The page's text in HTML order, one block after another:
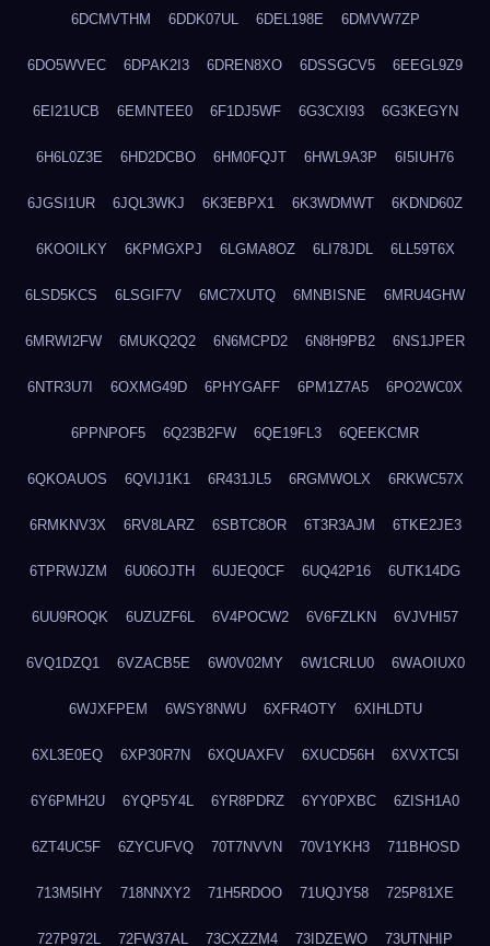
6DCMVTHM 6DDK07UL 6DEL198E 6DMVW7ZP
6DO5WVEC 6DPAK2I3 6DREN8XO 6DSSGCV5 6EEGL9Z9
6EI21UCB 6EMNTEE0 6F1DJ5WF 6G3CXI93 6G3KEGYN
6H6L0Z3E 6HD2DCBO 6HM0FQJT 6HWL9A3P 6I5IUH76
6JGSI1UR 6JQL3WKJ 6K3EBPX1 6K3WDMWT 6KDND60Z
6KOOILKY 6KPMGXPJ 6LGMA8OZ 6LI78JDL 6LL59T6X
6LSD5KCS 6LSGIF7V 6MC7XUTQ 6MNBISNE 6MRU4GHW
6MRWI2FW 6MUKQ2Q2 6N6MCPD2 6N8H9PB2 6NS1JPER
6NTR3U7I 6OXMG49D 6PHYGAFF 6PM1Z7A5 6PO2WC0X
6PPNPOF5 6Q23B2FW 6QE19FL3 6QEEKCMR
6QKOAUOS 6QVIJ1K1 6R431JL5 6RGMWOLX 6RKWC57X
6RMKNV3X 6RV8LARZ 6SBTC8OR 6T3R3AJM 6TKE2JE3
6TPRWJZM 6U06OJTH 6UJEQ0CF 6UQ42P16 6UTK14DG
6UU9ROQK 6UZUZF6L 6V4POCW2 6V6FZLKN 6VJVHI57
6VQ1DZQ1 6VZACB5E 6W0V02MY 6W1CRLU0 6WAOIUX0
6WJXFPEM 6WSY8NWU 6XFR4OTY 6XIHLDTU
6XL3E0EQ 6XP30R7N 6XQUAXFV 6XUCD56H 6XVXTC5I
6Y6PMH2U 6YQP5Y4L 6YR8PDRZ 6YY0PXBC 6ZISH1A0
6ZT4UC5F 6ZYCUFVQ 70T7NVVN 70V1YKH3 711BHOSD
713M5IHY 718NNXY2 71H5RDOO 71UQJY58 725P81XE
727P972L 72FW37AL 73CXZZM4 73IDZEWO 73UTNHIP